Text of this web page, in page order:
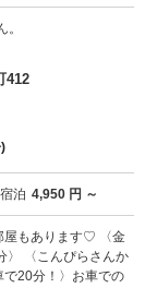
412
宿泊 4,950 円 ～
屋もあります♡ 〈金
〉 〈こんぴらさんか
で20分！〉お車での